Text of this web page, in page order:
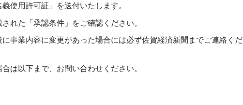
使用許可証」を送付いたします。
れた「承認条件」をご確認ください。
に事業内容に変更があった場合には必ず佐賀経済新聞までご連絡くだ
は以下まで、お問い合わせください。